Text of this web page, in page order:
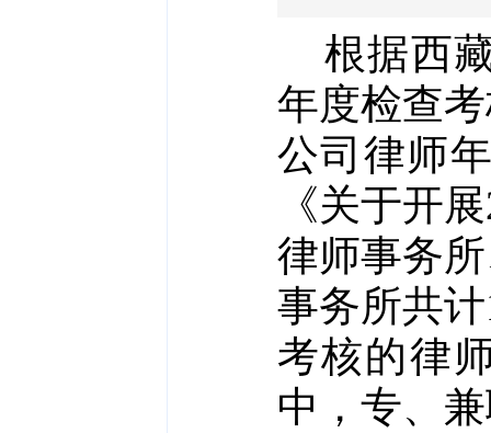
根据西
年度检查
公司律师
《关于开展
律师事务
事务所共计
考核的律
中，专、